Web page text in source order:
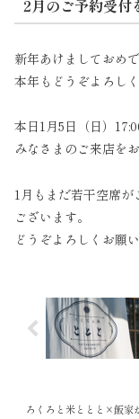
2月のご予約受付
新年あけましておめ
本年もどうぞよろし
本日1月5日（日）
みなさまのご来店を
1月もまだ若干空席
ございます。
どうぞよろしくお願
ろくろと米ととと×飯家